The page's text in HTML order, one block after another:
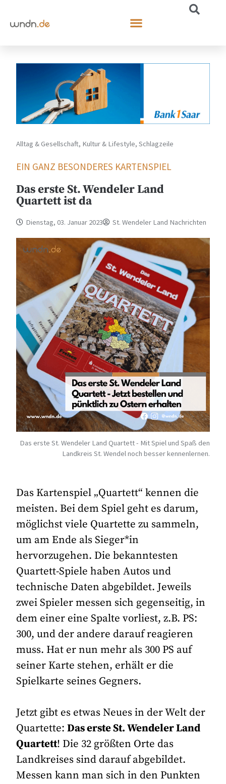
Alltag & Gesellschaft, Kultur & Lifestyle,Schlagzeile
EIN GANZ BESONDERES KARTENSPIEL
Das erste St. Wendeler Land
Quartett ist da
Dienstag, 03. Januar 2023 St. Wendeler Land Nachrichten
Das erste St. Wendeler Land Quartett - Mit Spiel und Spaß den
Landkreis St. Wendel noch besser kennenlernen.
Das Kartenspiel „Quartett“ kennen die
meisten. Bei dem Spiel geht es darum,
möglichst viele Quartette zu sammeln,
um am Ende als Sieger*in
hervorzugehen. Die bekanntesten
Quartett-Spiele haben Autos und
technische Daten abgebildet. Jeweils
zwei Spieler messen sich gegenseitig, in
dem einer eine Spalte vorliest, z.B. PS:
300, und der andere darauf reagieren
muss. Hat er nun mehr als 300 PS auf
seiner Karte stehen, erhält er die
Spielkarte seines Gegners.
Jetzt gibt es etwas Neues in der Welt der
Quartette:Das erste St. Wendeler Land
Quartett! Die 32 größten Orte das
Landkreises sind darauf abgebildet.
Messen kann man sich in den Punkten